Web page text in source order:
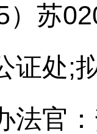
）苏
证处;
法官